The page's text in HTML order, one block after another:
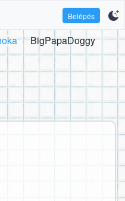
Belépés
BigPapaDoggy